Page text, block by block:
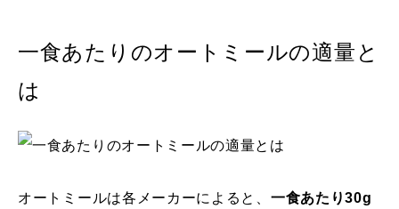
一食あたりのオートミールの適量と
は
オートミールは各メーカーによると、 一食あたり30g